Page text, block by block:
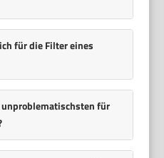
für die Filter eines
unproblematischsten für